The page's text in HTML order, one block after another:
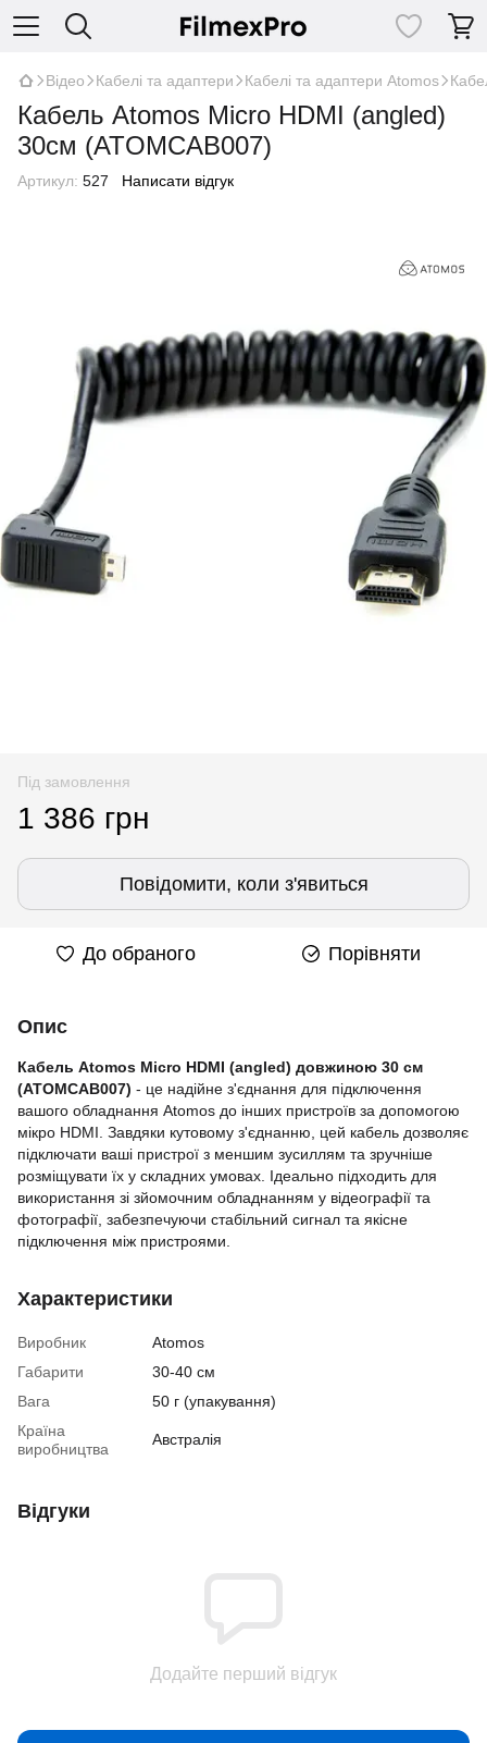
Відео Кабелі та адаптери Кабелі та адаптери Atomos
Кабель Atomos Micro HDMI (angled)
30см (ATOMCAB007)
Артикул: 527 Написати відгук
Під замовлення
1 386 грн
Повідомити, коли з'явиться
До обраного Порівняти
Опис
Кабель Atomos Micro HDMI (angled) довжиною 30 см
(ATOMCAB007) - це надійне з'єднання для підключення
вашого обладнання Atomos до інших пристроїв за допомогою
мікро HDMI. Завдяки кутовому з'єднанню, цей кабель дозволяє
підключати ваші пристрої з меншим зусиллям та зручніше
розміщувати їх у складних умовах. Ідеально підходить для
використання зі зйомочним обладнанням у відеографії та
фотографії, забезпечуючи стабільний сигнал та якісне
підключення між пристроями.
Характеристики
Виробник
Atomos
Габарити
30-40 см
Вага
50 г (упакування)
Країна
виробництва
Австралія
Відгуки
Додайте перший відгук